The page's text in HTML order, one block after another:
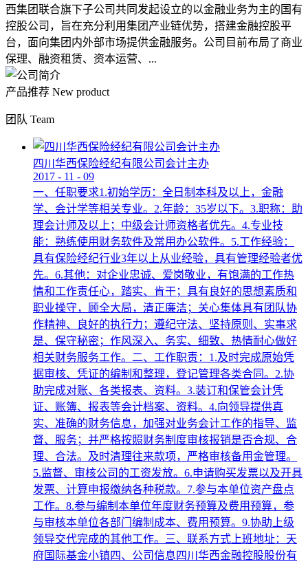
西集团联合旗下子公司共同发起设立的以金融业务为主的国有
控股公司，旨在充分利用集团产业链优势，搭建金融控股平
台，面向集团内外部市场提供金融服务。公司目前布局了商业
保理、融资租赁、资本运营、...
产品推荐 New product
团队 Team
四川华西保险经纪有限公司会计主办
2017 - 11 - 09
一、任职要求1.初始学历：全日制本科及以上，金融
学、会计学等相关专业。2.年龄：35岁以下。3.职称：助
理会计师及以上；中级会计师资格者优先。4.专业技
能：熟练使用财务软件及常用办公软件。5.工作经验：
具有保险经纪行业3年以上从业经验，具有管理经验者优
先。6.其他：对企业忠诚、爱岗敬业，有饱满的工作热
情和工作责任心，踏实、肯干；具有良好的思想素质和
职业操守，顾全大局，清正廉洁；关心集体具有团队协
作精神、良好的执行力；遵纪守法、坚持原则、实事求
是、保守秘密；作风深入、务实、细致、热情耐心做好
相关财务服务工作。二、工作职责：1.及时完成原始凭
据审核、凭证的编制和整理，登记管理各类合同。2.协
助完成对账、各类报表、资料。3.装订和保管会计凭
证、账簿、报表等会计档案、资料。4.向领导提供真
实、准确的财务信息，加强对业务会计工作的指导、监
督、服务；并严格按照财务制度审核报销是否合规、合
理、合法。及时清理往来款项，严格审核备用金管理。
5.监督、审核公司的工资发放。6.申请购买发票以及开具
发票、计算申报缴纳各种税款。7.参与本单位资产盘点
工作。8.参与编制本单位年度财务预算及费用预算，参
与审核本单位各部门编制成本、费用预算。9.协助上级
领导交代完成的其他工作。三、联系方式上班地址：天
府国际基金小镇四、公司信息四川华西金融控股股份有